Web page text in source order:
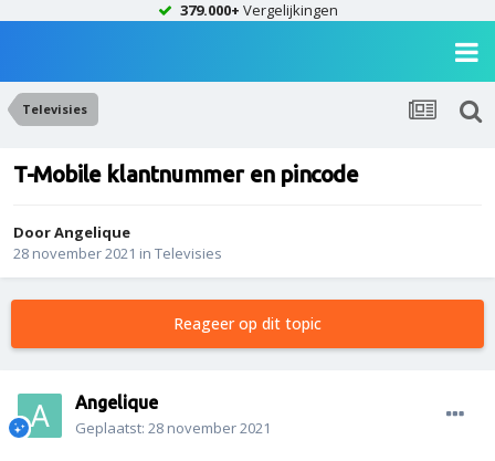
379.000+ Vergelijkingen
Televisies
T-Mobile klantnummer en pincode
DoorAngelique
28 november 2021 in Televisies
Reageer op dit topic
Angelique
Geplaatst: 28 november 2021